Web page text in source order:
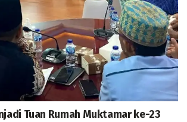
Tuan Rumah Muktamar ke-23